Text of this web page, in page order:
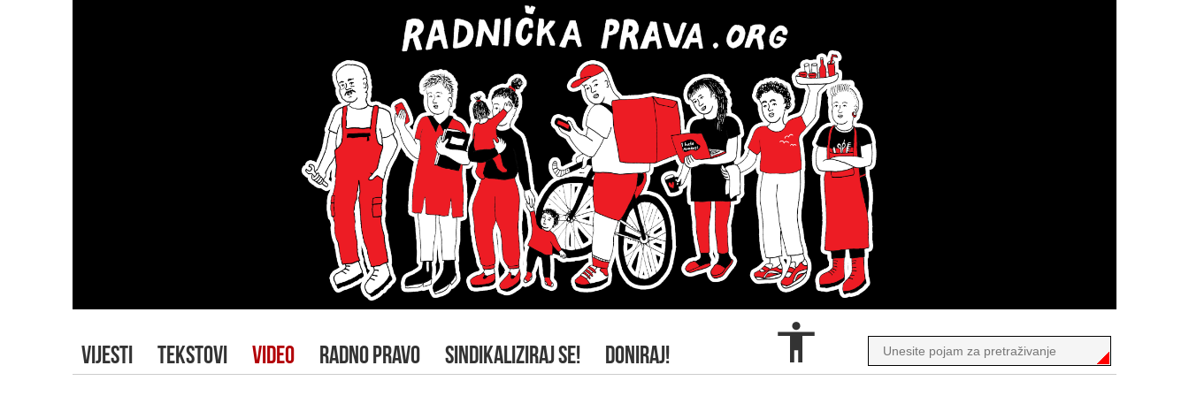
VIJESTI TEKSTOVI VIDEO RADNO PRAVO SINDIKALIZIRAJ SE! DONIRAJ!